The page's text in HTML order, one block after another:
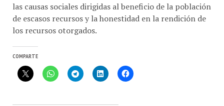
de escasos recursos y la honestidad en la rendición de
los recursos otorgados.
COMPARTE
MÁS PUBLICACIONES EN CON-CAFÉ